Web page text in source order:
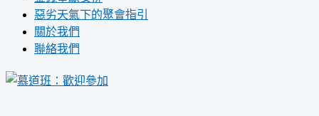
惡劣天氣下的聚會指引
關於我們
聯絡我們